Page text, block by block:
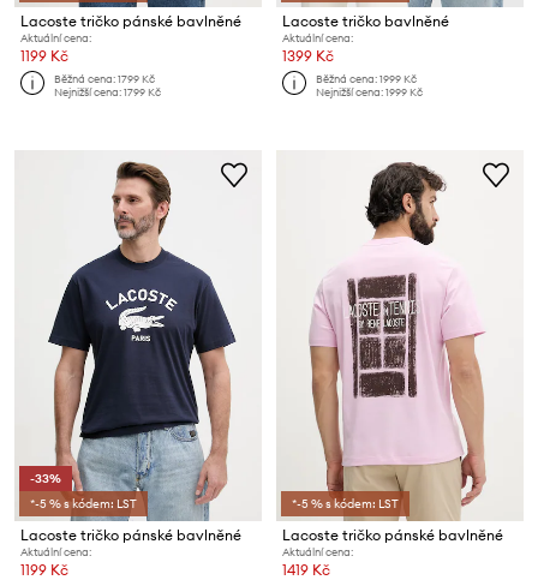
Lacoste tričko pánské bavlněné
Aktuální cena:
1199 Kč
Běžná cena:1799 Kč
Nejnižší cena:1799 Kč
Lacoste tričko bavlněné
Aktuální cena:
1399 Kč
Běžná cena:1999 Kč
Nejnižší cena:1999 Kč
-33%
*-5 % s kódem: LST
Lacoste tričko pánské bavlněné
Aktuální cena:
1199 Kč
*-5 % s kódem: LST
Lacoste tričko pánské bavlněné
Aktuální cena:
1419 Kč